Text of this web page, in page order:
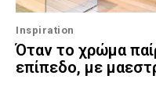
Inspiration
Όταν το χρώμα
επίπεδο, με